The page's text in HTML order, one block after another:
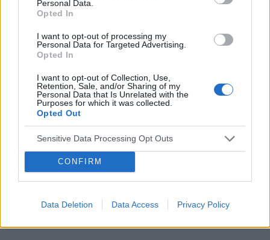
Personal Data.
Opted In
I want to opt-out of processing my
Personal Data for Targeted Advertising.
Opted In
I want to opt-out of Collection, Use,
Retention, Sale, and/or Sharing of my
Personal Data that Is Unrelated with the
Purposes for which it was collected.
Opted Out
Sensitive Data Processing Opt Outs
CONFIRM
Data Deletion Data Access Privacy Policy